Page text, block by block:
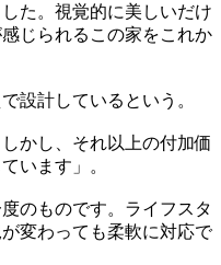
た。視覚的に美しいだけ
じられるこの家をこれか
設計しているという。
かし、それ以上の付加価
います」。
のものです。ライフスタ
変わっても柔軟に対応で